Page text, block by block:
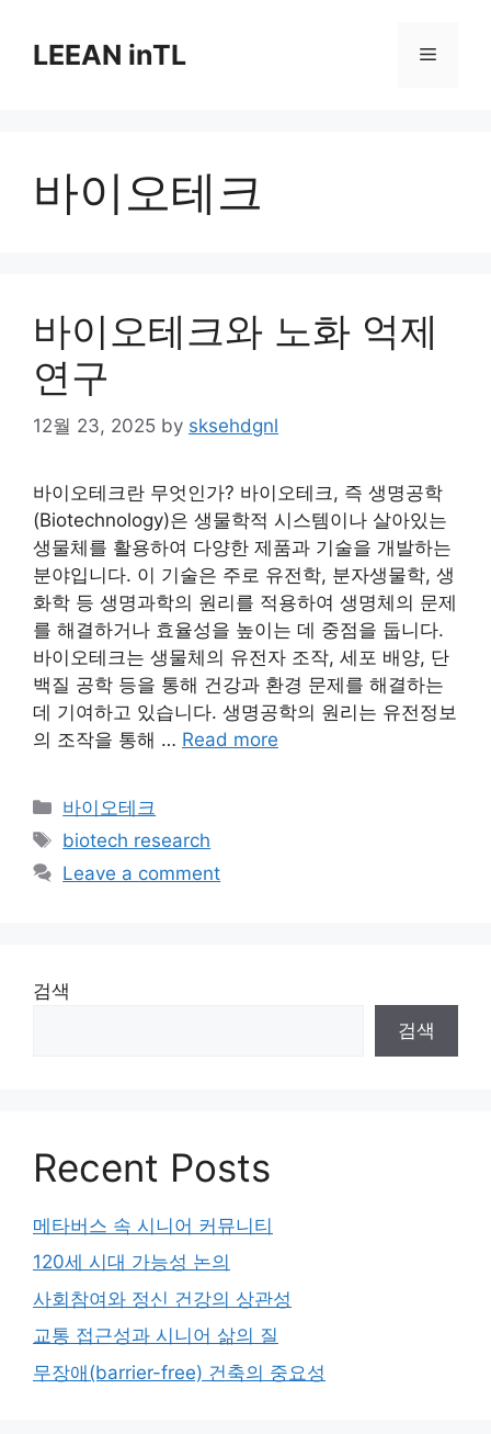
contentLEEAN inTL Menu
바이오테크
바이오테크와 노화 억제
연구
12월 23, 2025 by sksehdgnl
바이오테크란 무엇인가? 바이오테크, 즉 생명공학
(Biotechnology)은 생물학적 시스템이나 살아있는
생물체를 활용하여 다양한 제품과 기술을 개발하는
분야입니다. 이 기술은 주로 유전학, 분자생물학, 생
화학 등 생명과학의 원리를 적용하여 생명체의 문제
를 해결하거나 효율성을 높이는 데 중점을 둡니다.
바이오테크는 생물체의 유전자 조작, 세포 배양, 단
백질 공학 등을 통해 건강과 환경 문제를 해결하는
데 기여하고 있습니다. 생명공학의 원리는 유전정보
의 조작을 통해 … Read more
Categories
바이오테크
Tags
biotech research
Leave a comment
검색
검색
Recent Posts
메타버스 속 시니어 커뮤니티
120세 시대 가능성 논의
사회참여와 정신 건강의 상관성
교통 접근성과 시니어 삶의 질
무장애(barrier-free) 건축의 중요성